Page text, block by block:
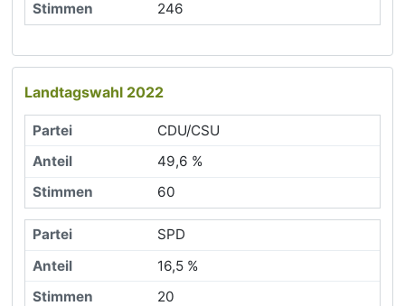
246
Landtagswahl 2022
CDU/CSU
49,6 %
60
SPD
16,5 %
20